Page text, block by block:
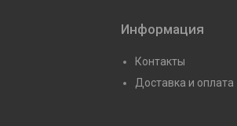
Информация
Контакты
Доставка и оплата